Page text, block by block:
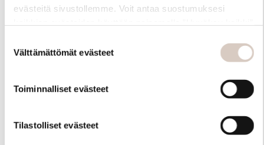
evästeitä sivustollemme. Voit antaa suostumuksesi
myöhemmin ”Evästeasetukset” -linkin kautta.
valinta
Välttämättömät evästeet
Toiminnalliset evästeet
Tilastolliset evästeet